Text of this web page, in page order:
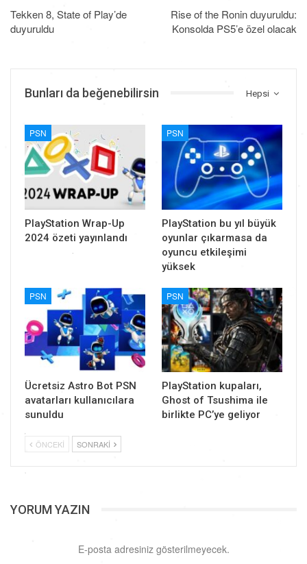
Tekken 8, State of Play’de
duyuruldu
Rise of the Ronin duyuruldu:
Konsolda PS5’e özel olacak
Hepsi
Bunları da beğenebilirsin
PSN
PlayStation Wrap-Up
2024 özeti yayınlandı
PSN
PlayStation bu yıl büyük
oyunlar çıkarmasa da
oyuncu etkileşimi
yüksek
PSN
Ücretsiz Astro Bot PSN
avatarları kullanıcılara
sunuldu
PSN
PlayStation kupaları,
Ghost of Tsushima ile
birlikte PC’ye geliyor
ÖNCEKI SONRAKI
YORUM YAZIN
E-posta adresiniz gösterilmeyecek.